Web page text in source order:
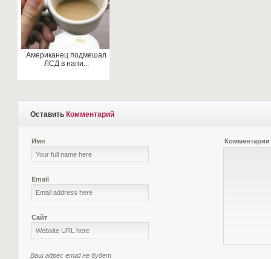
Американец подмешал
ЛСД в напи...
ОставитьКомментарий
Имя
Email
Сайт
Ваш адрес email не будет
Комментарии